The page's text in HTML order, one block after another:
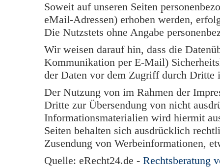
Soweit auf unseren Seiten
eMail-Adressen) erhoben werden,
Die Nutzstets ohne Angabe
Wir weisen darauf hin, dass die
Kommunikation per E-Mail)
der Daten vor dem Zugriff durch Dritte
Der Nutzung von im Rahmen der
Dritte zur Übersendung von nicht
Informationsmaterialien wird hiermit
Seiten behalten sich ausdrücklich
Zusendung von Werbeinformationen,
Quelle: eRecht24.de - Rechtsberatung